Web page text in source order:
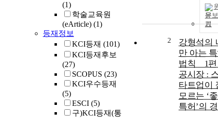
(1)
학술교육원
(eArticle) (1)
등재정보
KCI등재 (101)
KCI등재후보
(27)
SCOPUS (23)
KCI우수등재
(5)
ESCI (5)
구)KCI등재(통
문보
기
2
강형석의
만 아는
법칙 _ 1
공시장 :
타트업이
모르는 ‘
특허’의